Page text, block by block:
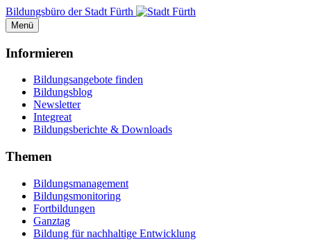
Bildungsbüro der Stadt Fürth
Menü
Informieren
Bildungsangebote finden
Bildungsblog
Newsletter
Integreat
Bildungsberichte & Downloads
Themen
Bildungsmanagement
Bildungsmonitoring
Fortbildungen
Ganztag
Bildung für nachhaltige Entwicklung